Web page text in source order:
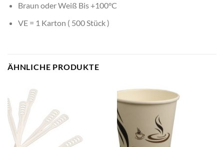
Braun oder Weiß Bis +100°C
VE = 1 Karton ( 500 Stück )
ÄHNLICHE PRODUKTE